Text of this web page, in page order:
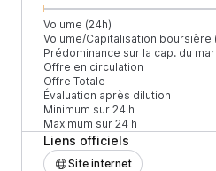
Volume (24h)
Volume/Capitalisation boursière
Prédominance sur la cap. du
Offre en circulation
Offre Totale
Évaluation après dilution
Minimum sur 24 h
Maximum sur 24 h
Liens officiels
Site internet